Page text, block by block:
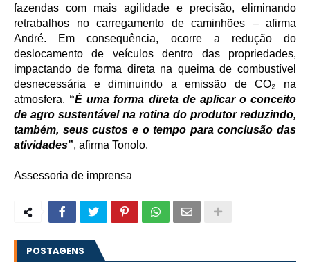
fazendas com mais agilidade e precisão, eliminando
retrabalhos no carregamento de caminhões – afirma
André. Em consequência, ocorre a redução do
deslocamento de veículos dentro das propriedades,
impactando de forma direta na queima de combustível
desnecessária e diminuindo a emissão de CO₂ na
atmosfera. “É uma forma direta de aplicar o conceito
de agro sustentável na rotina do produtor reduzindo,
também, seus custos e o tempo para conclusão das
atividades”, afirma Tonolo.
Assessoria de imprensa
POSTAGENS